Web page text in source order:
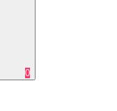
0